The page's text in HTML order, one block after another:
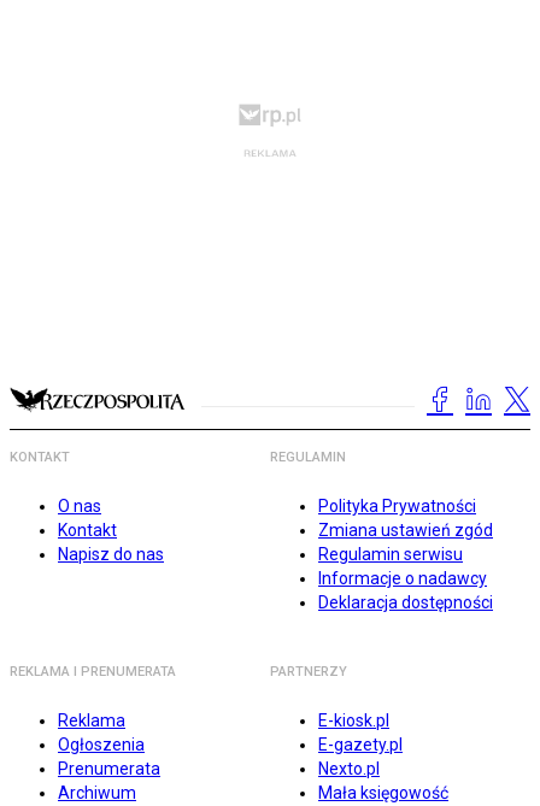
KONTAKT
O nas
Kontakt
Napisz do nas
REGULAMIN
Polityka Prywatności
Zmiana ustawień zgód
Regulamin serwisu
Informacje o nadawcy
Deklaracja dostępności
REKLAMA I PRENUMERATA
Reklama
Ogłoszenia
Prenumerata
Archiwum
PARTNERZY
E-kiosk.pl
E-gazety.pl
Nexto.pl
Mała księgowość